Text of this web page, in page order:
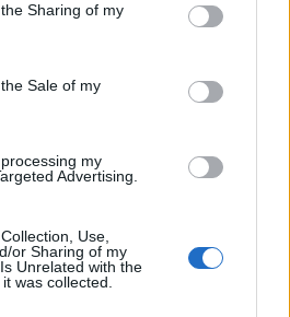
Sharing of my
Sale of my
my
Advertising.
Use,
or Sharing of my
Unrelated with the
was collected.
adókedvezményt,
mezőgazdasági
járművekre,
ingyenes
biztosító
nem mentesíti a